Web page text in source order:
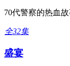
70代警察的热血
全32集
盛宴